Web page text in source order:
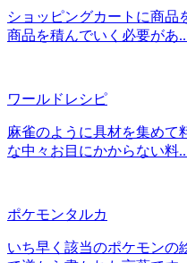
ショッピングカートに商品
商品を積んでいく必要があ
ワールドレシピ
麻雀のように具材を集めて
な中々お目にかからない料
ポケモンタルカ
いち早く該当のポケモンの